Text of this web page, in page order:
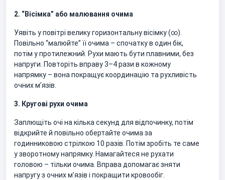
2. “Вісімка” або малювання очима
Уявіть у повітрі велику горизонтальну вісімку (∞).
Повільно “малюйте” її очима – спочатку в один бік,
потім у протилежний. Рухи мають бути плавними, без
напруги. Повторіть вправу 3–4 рази в кожному
напрямку – вона покращує координацію та рухливість
очних м’язів.
3. Кругові рухи очима
Заплющіть очі на кілька секунд для відпочинку, потім
відкрийте й повільно обертайте очима за
годинниковою стрілкою 10 разів. Потім зробіть те саме
у зворотному напрямку. Намагайтеся не рухати
головою – тільки очима. Вправа допомагає зняти
напругу з очних м’язів і покращити кровообіг.